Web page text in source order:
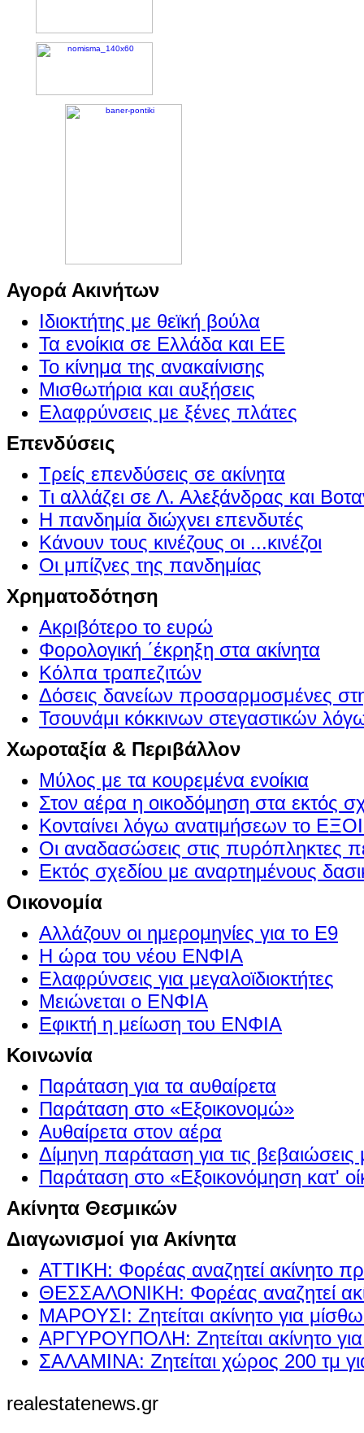
Αγορά Ακινήτων
Ιδιοκτήτης με θεϊκή βούλα
Τα ενοίκια σε Ελλάδα και ΕΕ
Το κίνημα της ανακαίνισης
Μισθωτήρια και αυξήσεις
Ελαφρύνσεις με ξένες πλάτες
Επενδύσεις
Τρείς επενδύσεις σε ακίνητα
Τι αλλάζει σε Λ. Αλεξάνδρας και
Η πανδημία διώχνει επενδυτές
Κάνουν τους κινέζους οι ...κινέζοι
Οι μπίζνες της πανδημίας
Χρηματοδότηση
Ακριβότερο το ευρώ
Φορολογική ΄έκρηξη στα ακίνητα
Κόλπα τραπεζιτών
Δόσεις δανείων προσαρμοσμένες
Τσουνάμι κόκκινων στεγαστικών
Χωροταξία & Περιβάλλον
Μύλος με τα κουρεμένα ενοίκια
Στον αέρα η οικοδόμηση στα εκτός
Κονταίνει λόγω ανατιμήσεων το
Οι αναδασώσεις στις πυρόπληκτες
Εκτός σχεδίου με αναρτημένους
Οικονομία
Αλλάζουν οι ημερομηνίες για το Ε9
Η ώρα του νέου ΕΝΦΙΑ
Ελαφρύνσεις για μεγαλοϊδιοκτήτες
Μειώνεται ο ΕΝΦΙΑ
Εφικτή η μείωση του ΕΝΦΙΑ
Κοινωνία
Παράταση για τα αυθαίρετα
Παράταση στο «Εξοικονομώ»
Αυθαίρετα στον αέρα
Δίμηνη παράταση για τις βεβαιώσεις
Παράταση στο «Εξοικονόμηση κατ'
Ακίνητα Θεσμικών
Διαγωνισμοί για Ακίνητα
ΑΤΤΙΚΗ: Φορέας αναζητεί ακίνητο
ΘΕΣΣΑΛΟΝΙΚΗ: Φορέας αναζητεί
ΜΑΡΟΥΣΙ: Ζητείται ακίνητο για
ΑΡΓΥΡΟΥΠΟΛΗ: Ζητείται ακίνητο
ΣΑΛΑΜΙΝΑ: Ζητείται χώρος 200 τμ
realestatenews.gr